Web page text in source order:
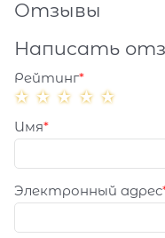
Отзывы
Написать
Рейтинг
Имя
Электронный адрес